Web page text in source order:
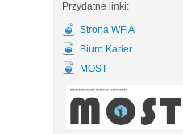
Przydatne linki:
Strona WFiA
Biuro Karier
MOST